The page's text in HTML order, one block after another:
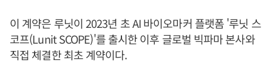
이 계약은 루닛이 2023년 초 AI 바이오마커 플랫폼 '루닛 스
코프(Lunit SCOPE)'를 출시한 이후 글로벌 빅파마 본사와
직접 체결한 최초 계약이다.